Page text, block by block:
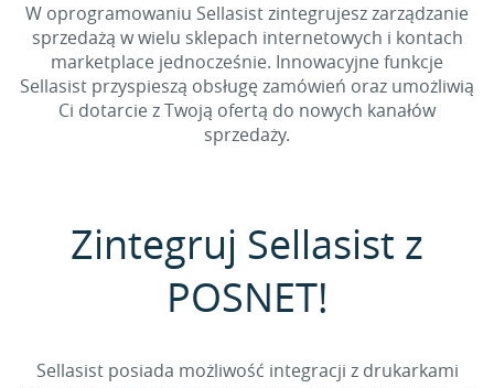
W oprogramowaniu Sellasist zintegrujesz zarządzanie
sprzedażą w wielu sklepach internetowych i kontach
marketplace jednocześnie. Innowacyjne funkcje
Sellasist przyspieszą obsługę zamówień oraz umożliwią
Ci dotarcie z Twoją ofertą do nowych kanałów
sprzedaży.
Zintegruj Sellasist z
POSNET!
Sellasist posiada możliwość integracji z drukarkami